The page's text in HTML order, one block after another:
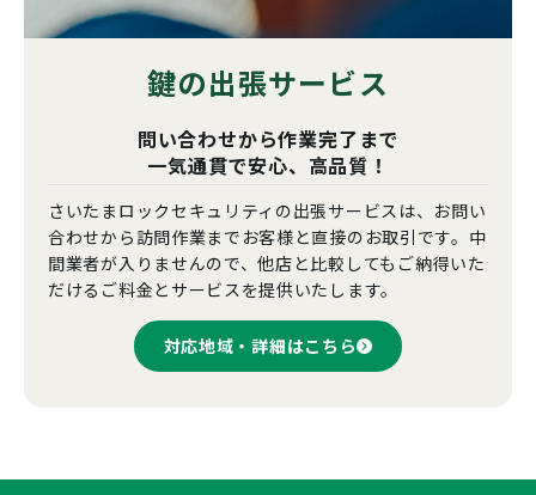
鍵の出張サービス
問い合わせから作業完了まで
一気通貫で安心、高品質！
さいたまロックセキュリティの出張サービスは、お問い
合わせから訪問作業までお客様と直接のお取引です。中
間業者が入りませんので、他店と比較してもご納得いた
だけるご料金とサービスを提供いたします。
対応地域・詳細はこちら